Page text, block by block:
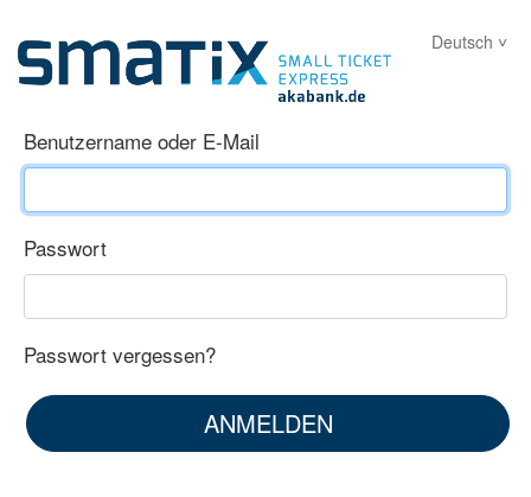
USVC Deutsch
Anmelden
Benutzername oder E-Mail
Passwort
Passwort vergessen?